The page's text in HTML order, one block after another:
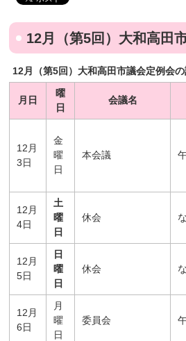
12月（第5回）大和高田
12月（第5回）大和高田市議会定例会
月日
曜
日
会議名
12月
3日
金
曜
日
本会議
12月
4日
土
曜
日
休会
12月
5日
日
曜
日
休会
12月
6日
月
曜
日
委員会